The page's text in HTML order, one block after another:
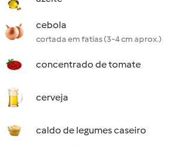
cebola
cortada em fatias (3-4 cm aprox.)
concentrado de tomate
cerveja
caldo de legumes caseiro